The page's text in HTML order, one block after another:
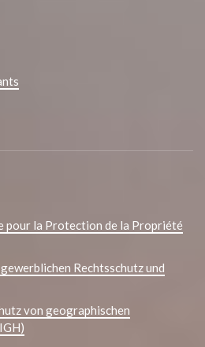
la Protection de la Propriété
Rechtsschutz und
von geographischen